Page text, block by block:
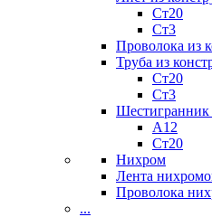
Ст20
Ст3
Проволока из
Труба из
Ст20
Ст3
Шестигранник
А12
Ст20
Нихром
Лента
Проволока
...